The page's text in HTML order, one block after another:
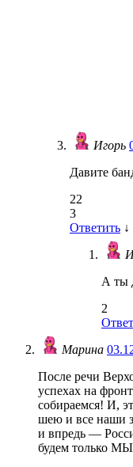
Игорь
Давите
22
3
Ответить ↓
А ты
2
Марина
После речи
успехах на
собираемся! И,
шею и все наши
и впредь —
будем только